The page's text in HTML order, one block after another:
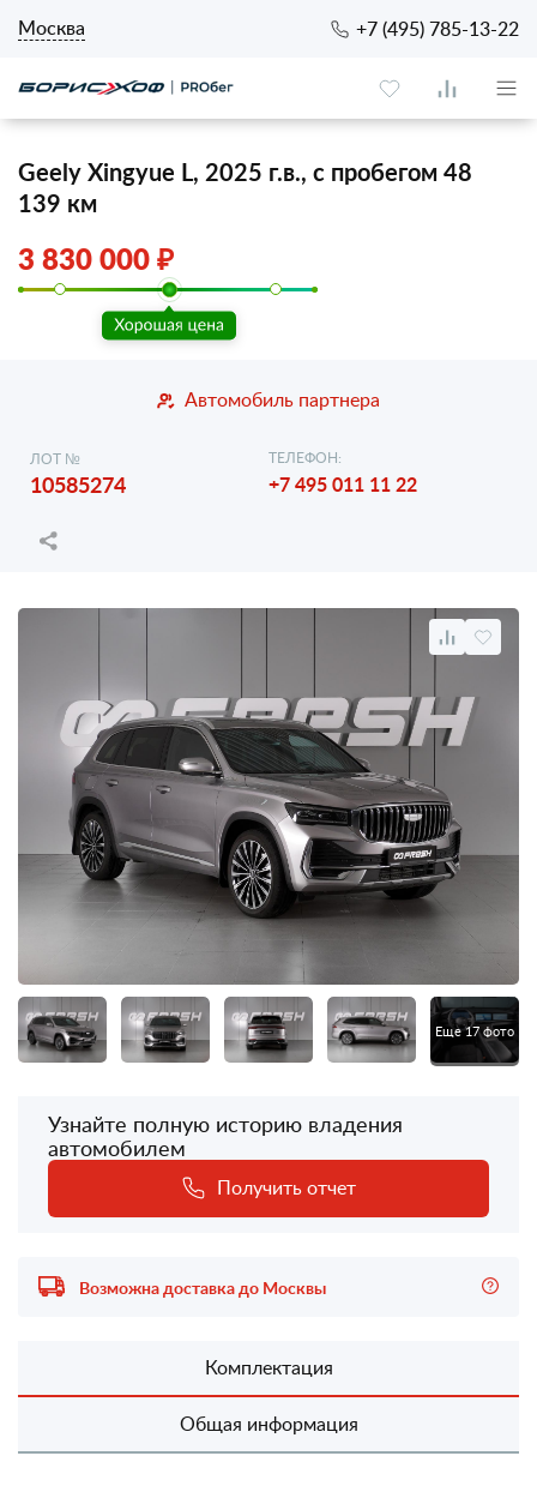
Москва +7 (495) 785-13-22
Geely Xingyue L, 2025 г.в., с пробегом 48
139 км
3 830 000 ₽
Автомобиль партнера
ЛОТ №
10585274
ТЕЛЕФОН:
+7 495 011 11 22
Еще 17 фото
Узнайте полную историю владения
автомобилем
Получить отчет
Возможна доставка до Москвы
Комплектация
Общая информация